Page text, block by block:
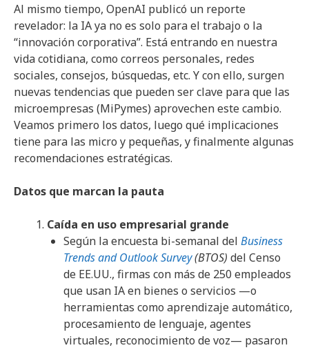
Al mismo tiempo, OpenAI publicó un reporte
revelador: la IA ya no es solo para el trabajo o la
“innovación corporativa”. Está entrando en nuestra
vida cotidiana, como correos personales, redes
sociales, consejos, búsquedas, etc. Y con ello, surgen
nuevas tendencias que pueden ser clave para que las
microempresas (MiPymes) aprovechen este cambio.
Veamos primero los datos, luego qué implicaciones
tiene para las micro y pequeñas, y finalmente algunas
recomendaciones estratégicas.
Datos que marcan la pauta
Caída en uso empresarial grande
Según la encuesta bi-semanal del Business
Trends and Outlook Survey(BTOS) del Censo
de EE.UU., firmas con más de 250 empleados
que usan IA en bienes o servicios —o
herramientas como aprendizaje automático,
procesamiento de lenguaje, agentes
virtuales, reconocimiento de voz— pasaron